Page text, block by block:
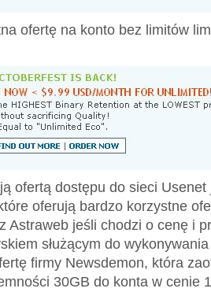
ofertę na konto bez limitów
ofertą dostępu do sieci
oferują bardzo korzystne
Astraweb jeśli chodzi o cenę i
służącym do
firmy Newsdemon, która
30GB do konta w cenie